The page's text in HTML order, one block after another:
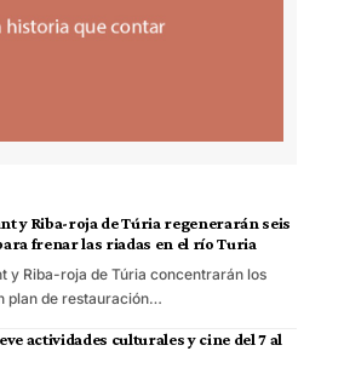
y Riba-roja de Túria regenerarán seis
frenar las riadas en el río Turia
y Riba-roja de Túria concentrarán los
plan de restauración…
actividades culturales y cine del 7 al